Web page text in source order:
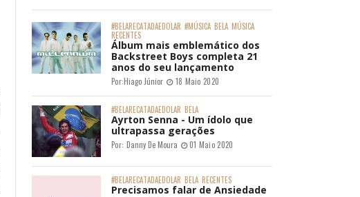
#BELARECATADAEDOLAR #MÚSICA BELA MÚSICA
RECENTES
Álbum mais emblemático dos
Backstreet Boys completa 21
anos do seu lançamento
Por:Hiago Júnior 18 Maio 2020
#BELARECATADAEDOLAR BELA
Ayrton Senna - Um ídolo que
ultrapassa gerações
Por: Danny De Moura 01 Maio 2020
#BELARECATADAEDOLAR BELA RECENTES
Precisamos falar de Ansiedade